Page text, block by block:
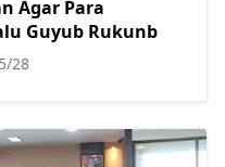
Agar Para
Guyub Rukunb
28